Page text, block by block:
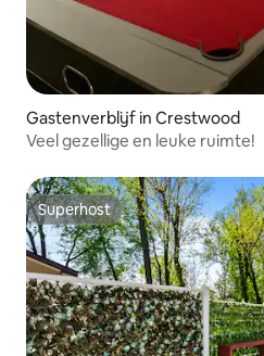
Gastenverblijf in Crestwood
Veel gezellige en leuke ruimte!
Superhost
Superhost